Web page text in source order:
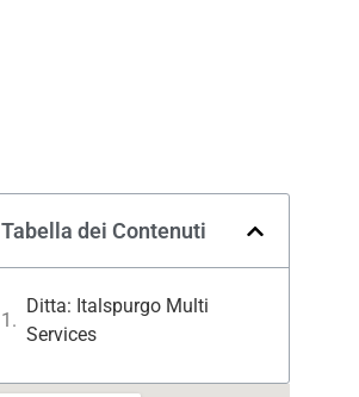
Tabella dei Contenuti
Ditta: Italspurgo Multi
Services